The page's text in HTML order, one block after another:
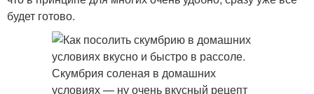
будет готово.